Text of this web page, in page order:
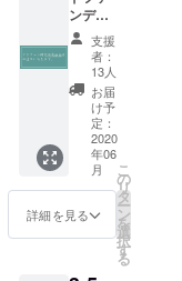
ンディ
ング限
定イラ
スト 待
ち受け
画面と
感謝の
メール
をお届
けいた
しま
す。 ク
ラファ
支援
者：
13人
お届
け予
定：
2020
年06
月
詳細を見る
こ
の
リ
タ
ー
ン
を
選
択
す
る